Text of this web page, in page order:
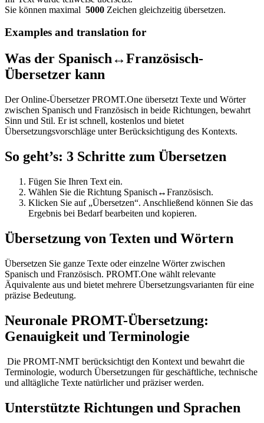
Sie können maximal 5000 Zeichen gleichzeitig übersetzen.
Examples and translation for
Was der Spanisch↔Französisch-
Übersetzer kann
Der Online-Übersetzer PROMT.One übersetzt Texte und Wörter
zwischen Spanisch und Französisch in beide Richtungen, bewahrt
Sinn und Stil. Er ist schnell, kostenlos und bietet
Übersetzungsvorschläge unter Berücksichtigung des Kontexts.
So geht’s: 3 Schritte zum Übersetzen
Fügen Sie Ihren Text ein.
Wählen Sie die Richtung Spanisch↔Französisch.
Klicken Sie auf „Übersetzen“. Anschließend können Sie das
Ergebnis bei Bedarf bearbeiten und kopieren.
Übersetzung von Texten und Wörtern
Übersetzen Sie ganze Texte oder einzelne Wörter zwischen
Spanisch und Französisch. PROMT.One wählt relevante
Äquivalente aus und bietet mehrere Übersetzungsvarianten für eine
präzise Bedeutung.
Neuronale PROMT-Übersetzung:
Genauigkeit und Terminologie
Die PROMT-NMT berücksichtigt den Kontext und bewahrt die
Terminologie, wodurch Übersetzungen für geschäftliche, technische
und alltägliche Texte natürlicher und präziser werden.
Unterstützte Richtungen und Sprachen